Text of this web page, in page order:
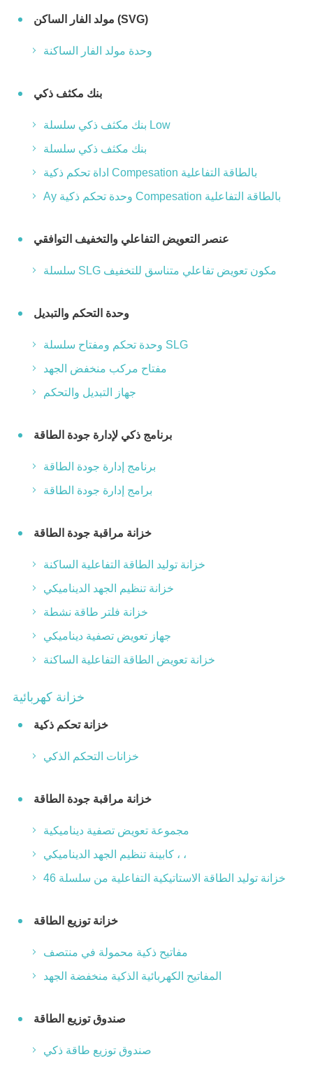
مولد الفار الساكن (SVG)
وحدة مولد الفار الساكنة
بنك مكثف ذكي
بنك مكثف ذكي سلسلة Low
بنك مكثف ذكي سلسلة
اداة تحكم ذكية Compesation بالطاقة التفاعلية
Ay وحدة تحكم ذكية Compesation بالطاقة التفاعلية
عنصر التعويض التفاعلي والتخفيف التوافقي
سلسلة SLG مكون تعويض تفاعلي متناسق للتخفيف
وحدة التحكم والتبديل
وحدة تحكم ومفتاح سلسلة SLG
مفتاح مركب منخفض الجهد
جهاز التبديل والتحكم
برنامج ذكي لإدارة جودة الطاقة
برنامج إدارة جودة الطاقة
برامج إدارة جودة الطاقة
خزانة مراقبة جودة الطاقة
خزانة توليد الطاقة التفاعلية الساكنة
خزانة تنظيم الجهد الديناميكي
خزانة فلتر طاقة نشطة
جهاز تعويض تصفية ديناميكي
خزانة تعويض الطاقة التفاعلية الساكنة
خزانة كهربائية
خزانة تحكم ذكية
خزانات التحكم الذكي
خزانة مراقبة جودة الطاقة
مجموعة تعويض تصفية ديناميكية
كابينة تنظيم الجهد الديناميكي ، ،
خزانة توليد الطاقة الاستاتيكية التفاعلية من سلسلة 46
خزانة توزيع الطاقة
مفاتيح ذكية محمولة في منتصف
المفاتيح الكهربائية الذكية منخفضة الجهد
صندوق توزيع الطاقة
صندوق توزيع طاقة ذكي